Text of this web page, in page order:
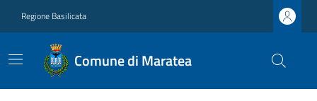
Regione Basilicata
Comune di Maratea